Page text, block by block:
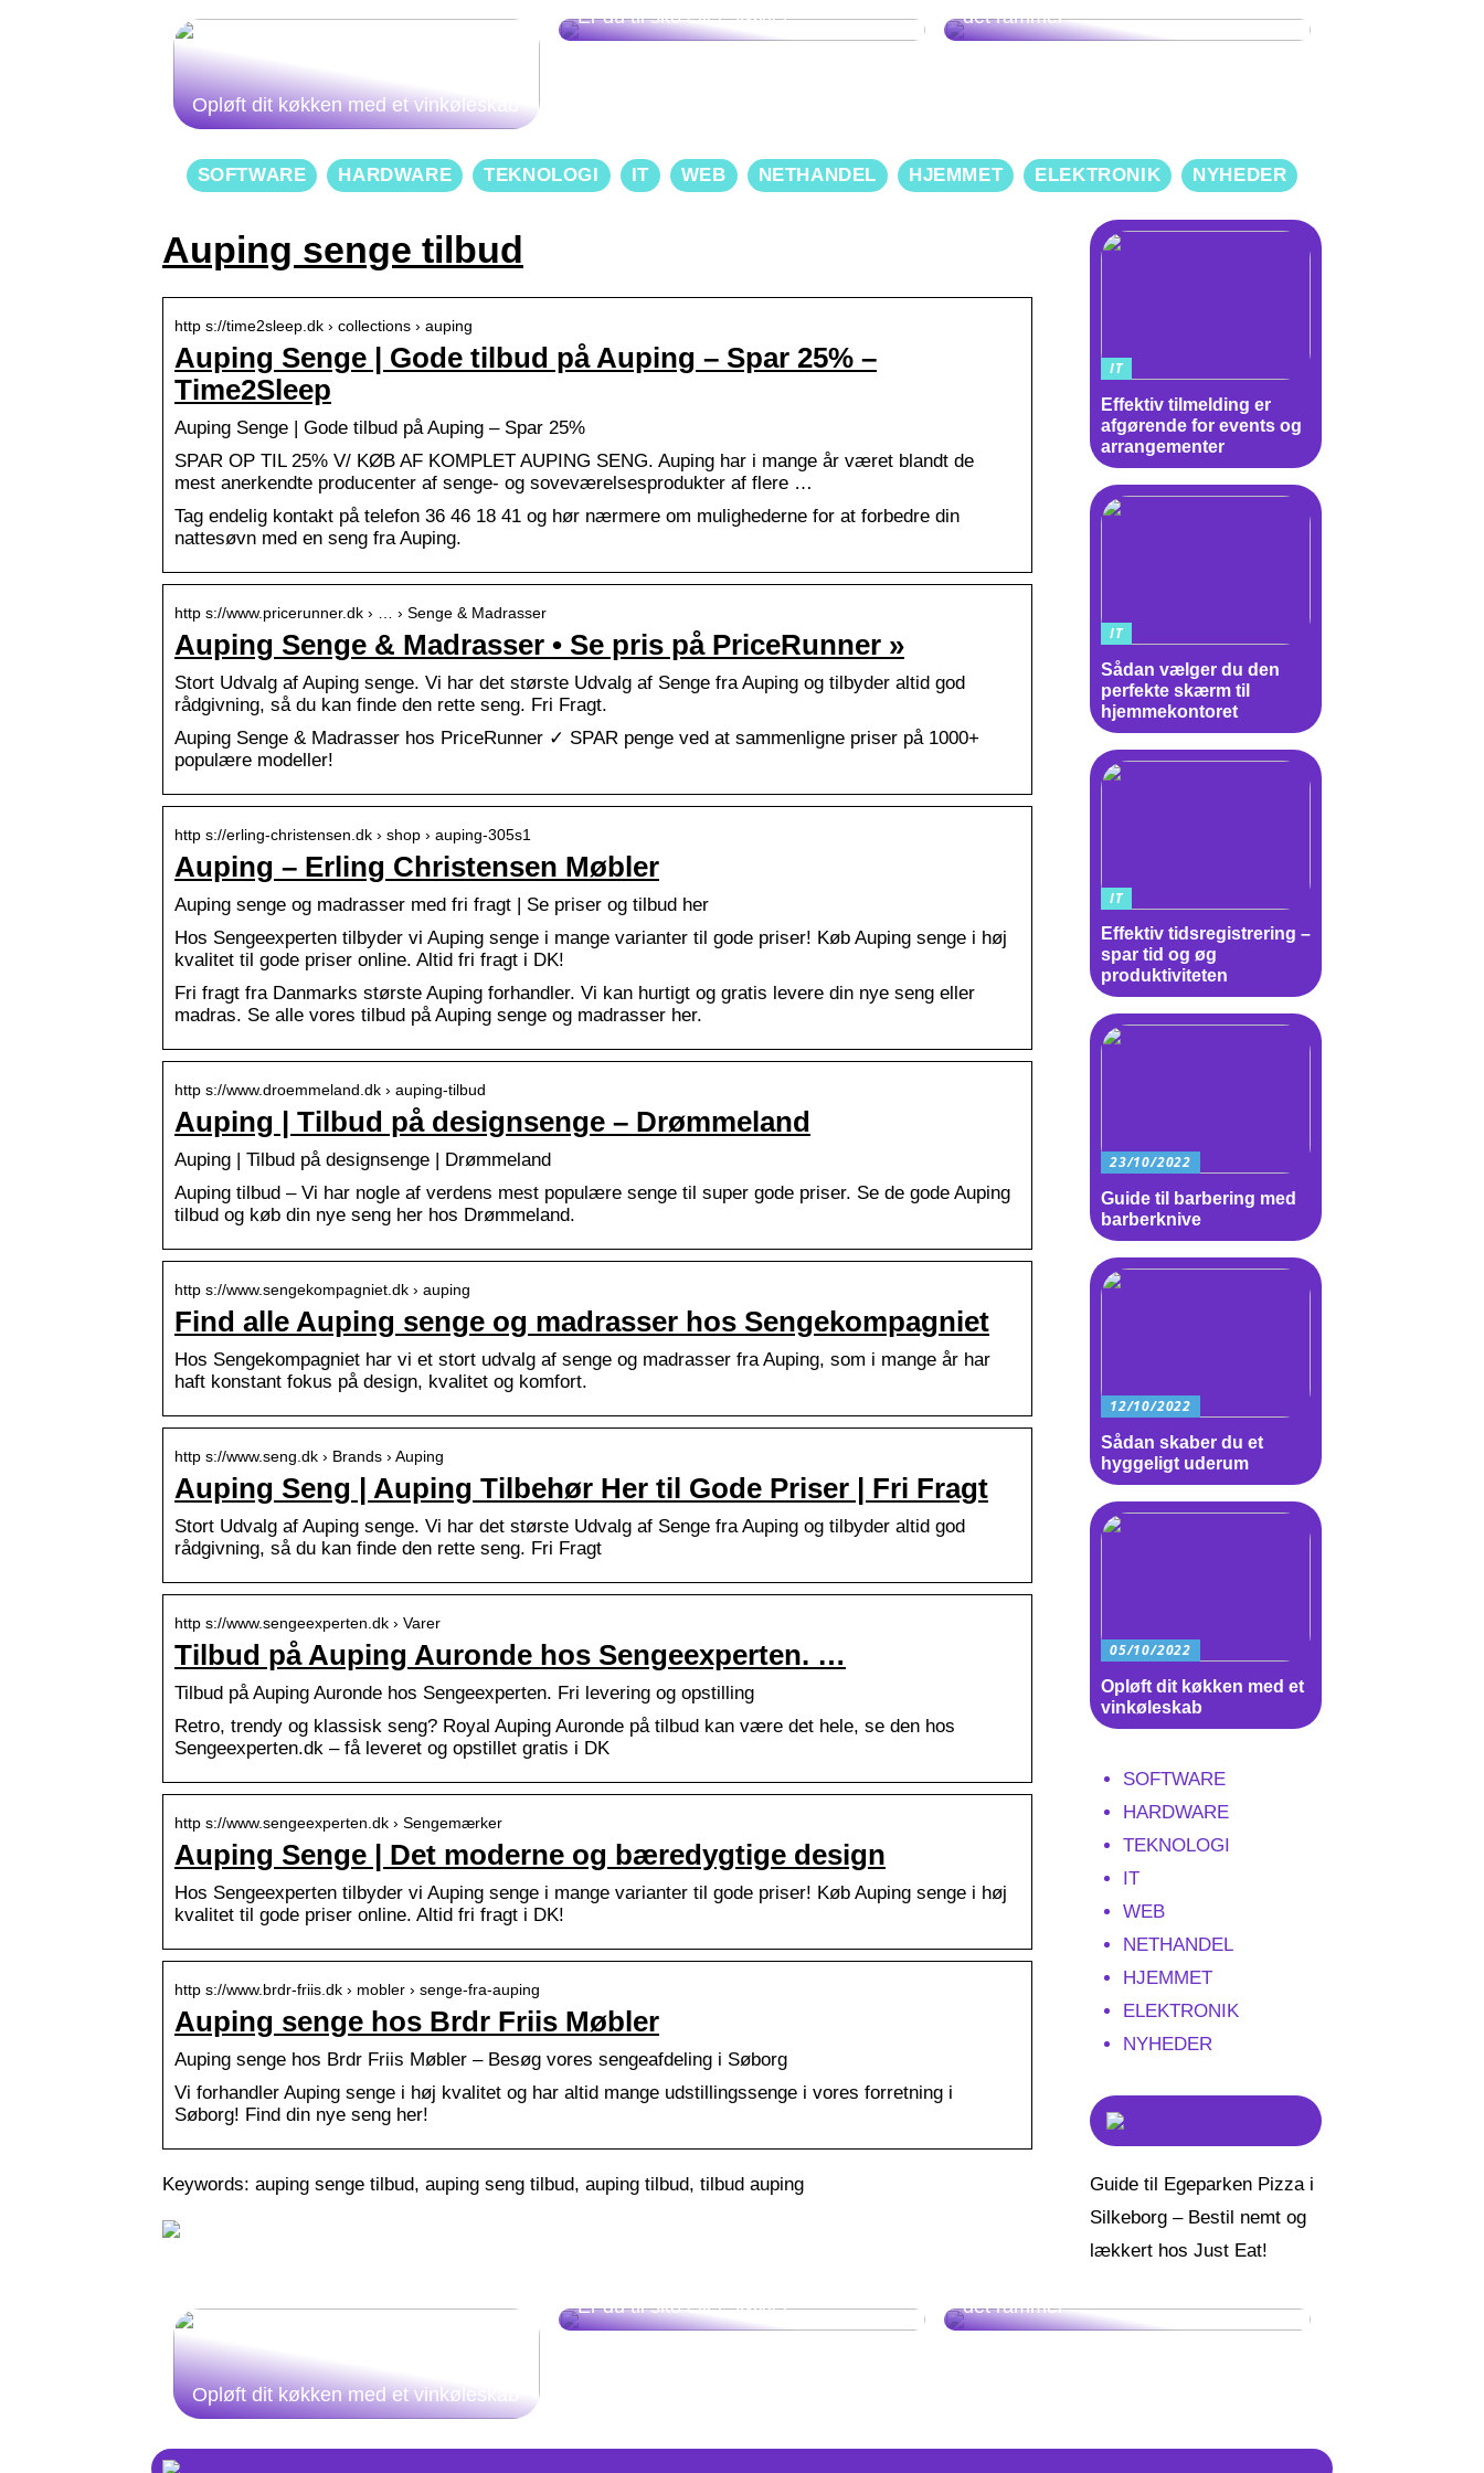
Opløft dit køkken med et vinkøleskab
Er du til sko eller støvler?
det rammer
SOFTWARE HARDWARE TEKNOLOGI IT WEB NETHANDEL HJEMMET ELEKTRONIK NYHEDER
Auping senge tilbud
http s://time2sleep.dk › collections › auping
Auping Senge | Gode tilbud på Auping – Spar 25% –
Time2Sleep
Auping Senge | Gode tilbud på Auping – Spar 25%
SPAR OP TIL 25% V/ KØB AF KOMPLET AUPING SENG. Auping har i mange år været blandt de
mest anerkendte producenter af senge- og soveværelsesprodukter af flere …
Tag endelig kontakt på telefon 36 46 18 41 og hør nærmere om mulighederne for at forbedre din
nattesøvn med en seng fra Auping.
http s://www.pricerunner.dk › … › Senge & Madrasser
Auping Senge & Madrasser • Se pris på PriceRunner »
Stort Udvalg af Auping senge. Vi har det største Udvalg af Senge fra Auping og tilbyder altid god
rådgivning, så du kan finde den rette seng. Fri Fragt.
Auping Senge & Madrasser hos PriceRunner ✓ SPAR penge ved at sammenligne priser på 1000+
populære modeller!
http s://erling-christensen.dk › shop › auping-305s1
Auping – Erling Christensen Møbler
Auping senge og madrasser med fri fragt | Se priser og tilbud her
Hos Sengeexperten tilbyder vi Auping senge i mange varianter til gode priser! Køb Auping senge i høj
kvalitet til gode priser online. Altid fri fragt i DK!
Fri fragt fra Danmarks største Auping forhandler. Vi kan hurtigt og gratis levere din nye seng eller
madras. Se alle vores tilbud på Auping senge og madrasser her.
http s://www.droemmeland.dk › auping-tilbud
Auping | Tilbud på designsenge – Drømmeland
Auping | Tilbud på designsenge | Drømmeland
Auping tilbud – Vi har nogle af verdens mest populære senge til super gode priser. Se de gode Auping
tilbud og køb din nye seng her hos Drømmeland.
http s://www.sengekompagniet.dk › auping
Find alle Auping senge og madrasser hos Sengekompagniet
Hos Sengekompagniet har vi et stort udvalg af senge og madrasser fra Auping, som i mange år har
haft konstant fokus på design, kvalitet og komfort.
http s://www.seng.dk › Brands › Auping
Auping Seng | Auping Tilbehør Her til Gode Priser | Fri Fragt
Stort Udvalg af Auping senge. Vi har det største Udvalg af Senge fra Auping og tilbyder altid god
rådgivning, så du kan finde den rette seng. Fri Fragt
http s://www.sengeexperten.dk › Varer
Tilbud på Auping Auronde hos Sengeexperten. …
Tilbud på Auping Auronde hos Sengeexperten. Fri levering og opstilling
Retro, trendy og klassisk seng? Royal Auping Auronde på tilbud kan være det hele, se den hos
Sengeexperten.dk – få leveret og opstillet gratis i DK
http s://www.sengeexperten.dk › Sengemærker
Auping Senge | Det moderne og bæredygtige design
Hos Sengeexperten tilbyder vi Auping senge i mange varianter til gode priser! Køb Auping senge i høj
kvalitet til gode priser online. Altid fri fragt i DK!
http s://www.brdr-friis.dk › mobler › senge-fra-auping
Auping senge hos Brdr Friis Møbler
Auping senge hos Brdr Friis Møbler – Besøg vores sengeafdeling i Søborg
Vi forhandler Auping senge i høj kvalitet og har altid mange udstillingssenge i vores forretning i
Søborg! Find din nye seng her!
Keywords: auping senge tilbud, auping seng tilbud, auping tilbud, tilbud auping
IT
Effektiv tilmelding er
afgørende for events og
arrangementer
IT
Sådan vælger du den
perfekte skærm til
hjemmekontoret
IT
Effektiv tidsregistrering –
spar tid og øg
produktiviteten
23/10/2022
Guide til barbering med
barberknive
12/10/2022
Sådan skaber du et
hyggeligt uderum
05/10/2022
Opløft dit køkken med et
vinkøleskab
SOFTWARE
HARDWARE
TEKNOLOGI
IT
WEB
NETHANDEL
HJEMMET
ELEKTRONIK
NYHEDER
Guide til Egeparken Pizza i
Silkeborg – Bestil nemt og
lækkert hos Just Eat!
Opløft dit køkken med et vinkøleskab
Er du til sko eller støvler?
det rammer